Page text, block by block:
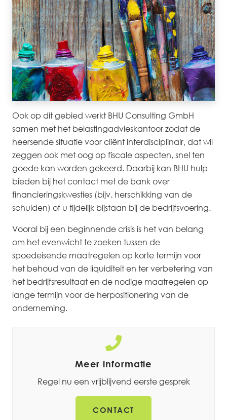
Ook op dit gebied werkt BHU Consulting GmbH
samen met het belastingadvieskantoor zodat de
heersende situatie voor cliënt interdisciplinair, dat wil
zeggen ook met oog op fiscale aspecten, snel ten
goede kan worden gekeerd. Daarbij kan BHU hulp
bieden bij het contact met de bank over
financieringskwesties (bijv. herschikking van de
schulden) of u tijdelijk bijstaan bij de bedrijfsvoering.
Vooral bij een beginnende crisis is het van belang
om het evenwicht te zoeken tussen de
spoedeisende maatregelen op korte termijn voor
het behoud van de liquiditeit en ter verbetering van
het bedrijfsresultaat en de nodige maatregelen op
lange termijn voor de herpositionering van de
onderneming.
Meer informatie
Regel nu een vrijblijvend eerste gesprek
CONTACT